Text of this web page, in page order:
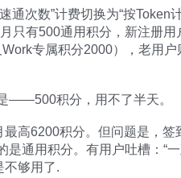
通次数”计费切换为“按Token
只有500通用积分，新注册用
专属积分2000），老用户
——500积分，用不了半天。
高6200积分。但问题是，签
是通用积分。有用户吐槽：“
不够用了.